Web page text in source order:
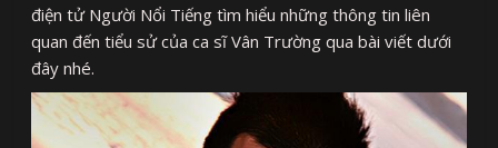
điện tử Người Nổi Tiếng tìm hiểu những thông tin liên
quan đến tiểu sử của ca sĩ Vân Trường qua bài viết dưới
đây nhé.